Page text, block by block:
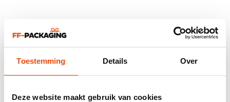
Toestemming Details Over
Deze website maakt gebruik van cookies
Veelzijdig inzetbaar
losse kazen
relatiegeschenken